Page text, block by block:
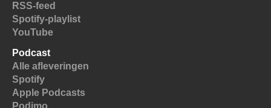
RSS-feed
Spotify-playlist
YouTube
Podcast
Alle afleveringen
Spotify
Apple Podcasts